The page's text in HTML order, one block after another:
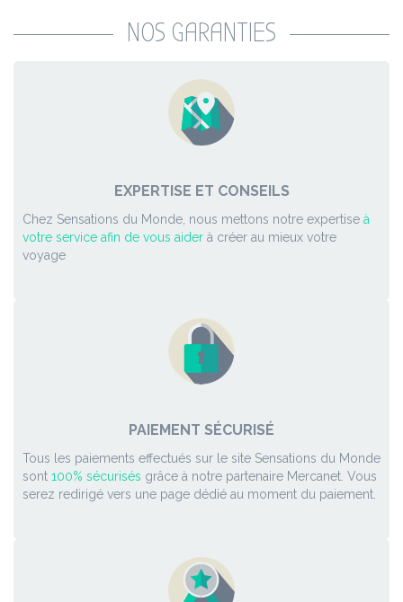
NOS GARANTIES
EXPERTISE ET CONSEILS
Chez Sensations du Monde, nous mettons notre expertise à
votre service afin de vous aider à créer au mieux votre
voyage
PAIEMENT SÉCURISÉ
Tous les paiements effectués sur le site Sensations du Monde
sont 100% sécurisés grâce à notre partenaire Mercanet. Vous
serez redirigé vers une page dédié au moment du paiement.